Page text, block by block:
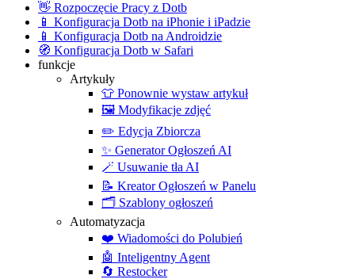
👋 Rozpoczęcie Pracy z Dotb
📱 Konfiguracja Dotb na iPhonie i iPadzie
📱 Konfiguracja Dotb na Androidzie
🧭 Konfiguracja Dotb w Safari
funkcje
Artykuły
👕 Ponownie wystaw artykuł
🖼️ Modyfikacje zdjęć
✏️ Edycja Zbiorcza
✨ Generator Ogłoszeń AI
🪄 Usuwanie tła AI
📝 Kreator Ogłoszeń w Panelu
🗂️ Szablony ogłoszeń
Automatyzacja
❤️ Wiadomości do Polubień
🤖 Inteligentny Agent
🔄 Restocker